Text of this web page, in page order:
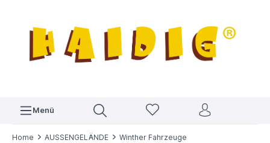
Menü
Home AUSSENGELÄNDE Winther Fahrzeuge